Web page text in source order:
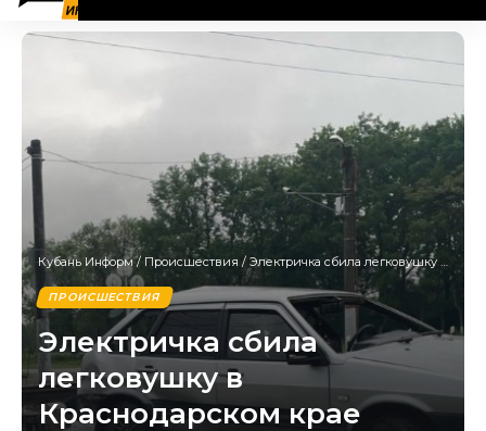
Кубань Информ/ Происшествия / Электричка сбила легковушку в Краснодарском крае
ПРОИСШЕСТВИЯ
Электричка сбила
легковушку в
Краснодарском крае